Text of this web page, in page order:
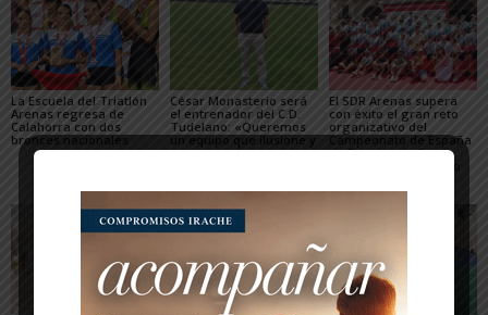
La Escuela del Triatlón
Arenas regresa de
Calahorra con dos
bronces nacionales
César Monasterio será
el entrenador del C.D.
Tudelano: «Queremos
un equipo que ilusione y
vaya a por los partidos»
El SDR Arenas supera
con éxito el gran reto
organizativo del
Campeonato de España
de Triatlón de Edad
Escolar y del XXV Reto